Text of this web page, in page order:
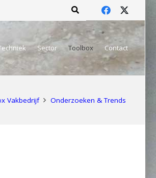
Sector Toolbox Contact
Vakbedrijf Onderzoeken & Trends